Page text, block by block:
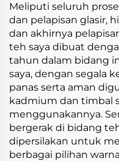
Meliputi seluruh
dan pelapisan glasir,
dan akhirnya
teh saya dibuat
tahun dalam bidang
saya, dengan segala
panas serta aman
kadmium dan timbal
menggunakannya.
bergerak di bidang
dipersilakan untuk
berbagai pilihan